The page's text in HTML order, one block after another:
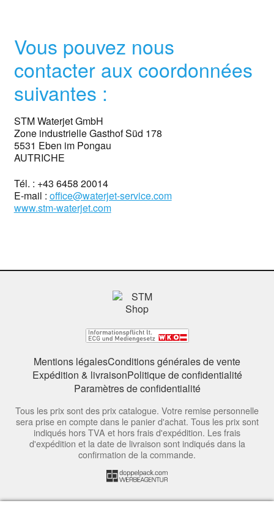
Vous pouvez nous
contacter aux coordonnées
suivantes :
STM Waterjet GmbH
Zone industrielle Gasthof Süd 178
5531 Eben im Pongau
AUTRICHE
Tél. : +43 6458 20014
E-mail : office@waterjet-service.com
www.stm-waterjet.com
Mentions légalesConditions générales de vente
Expédition & livraisonPolitique de confidentialité
Paramètres de confidentialité
Tous les prix sont des prix catalogue. Votre remise personnelle
sera prise en compte dans le panier d'achat. Tous les prix sont
indiqués hors TVA et hors frais d'expédition. Les frais
d'expédition et la date de livraison sont indiqués dans la
confirmation de la commande.